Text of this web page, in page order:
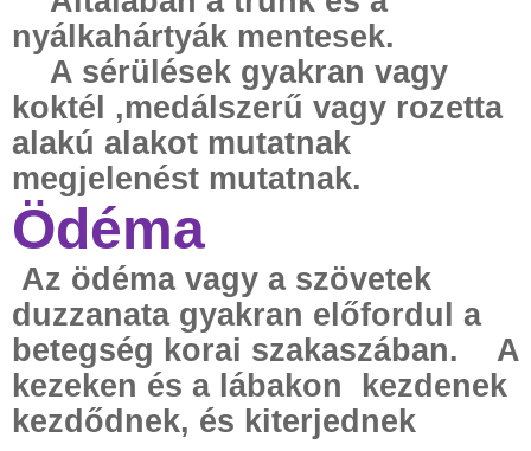
nyálkahártyák mentesek.
A sérülések gyakran vagy
koktél ,medálszerű vagy rozetta
alakú alakot mutatnak
megjelenést mutatnak.
Ödéma
Az ödéma vagy a szövetek
duzzanata gyakran előfordul a
betegség korai szakaszában. A
kezeken és a lábakon
kezdenek
kezdődnek, és kiterjednek